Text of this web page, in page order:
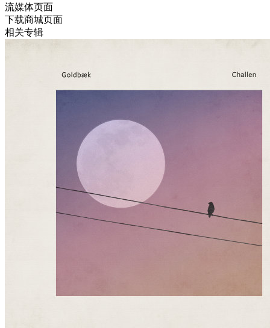
流媒体页面
下载商城页面
相关专辑